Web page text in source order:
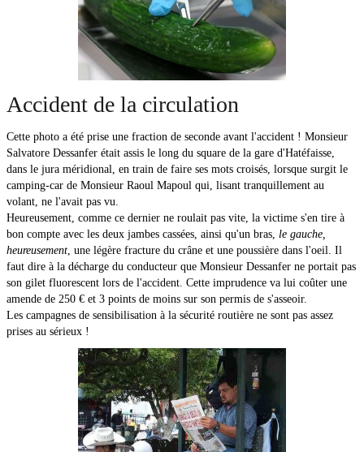
Accident de la circulation
Cette photo a été prise une fraction de seconde avant l'accident ! Monsieur
Salvatore Dessanfer était assis le long du square de la gare d'Hatéfaisse,
dans le jura méridional, en train de faire ses mots croisés, lorsque surgit le
camping-car de Monsieur Raoul Mapoul qui, lisant tranquillement au
volant, ne l'avait pas vu.
Heureusement, comme ce dernier ne roulait pas vite, la victime s'en tire à
bon compte avec les deux jambes cassées, ainsi qu'un bras, le gauche,
heureusement, une légère fracture du crâne et une poussière dans l'oeil. Il
faut dire à la décharge du conducteur que Monsieur Dessanfer ne portait pas
son gilet fluorescent lors de l'accident. Cette imprudence va lui coûter une
amende de 250 € et 3 points de moins sur son permis de s'asseoir.
Les campagnes de sensibilisation à la sécurité routière ne sont pas assez
prises au sérieux !